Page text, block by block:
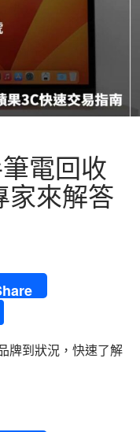
電回收
家來解答
享
牌到狀況，快速了解
務？青蘋果3C專家來